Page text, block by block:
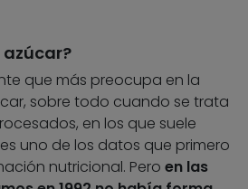
azúcar?
que más preocupa en la
sobre todo cuando se trata
en los que suele
uno de los datos que primero
nutricional. Pero en las